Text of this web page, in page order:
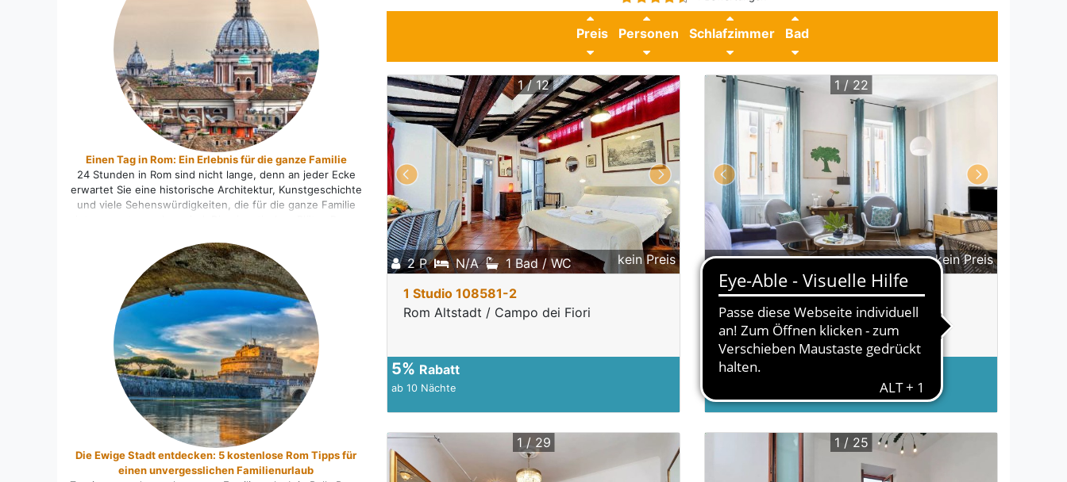
Preis Personen Schlafzimmer Bad
2 P N/A 1 Bad / WC kein Preis
1 / 12
1 Studio 108581-2
Rom Altstadt / Campo dei Fiori
5% Rabatt
ab 10 Nächte
6 P 2 SZ 1 Bad / WC kein Preis
1 / 22
1 Ferienwohnung 108581-8
Rom Altstadt / Spanische Treppe
5%Rabatt
1 / 29 1 / 25
Einen Tag in Rom: Ein Erlebnis für die ganze Familie
24 Stunden in Rom sind nicht lange, denn an jeder Ecke
erwartet Sie eine historische Architektur, Kunstgeschichte
und viele Sehenswürdigkeiten, die für die ganze Familie
starten, dort befindet sich auch der weltbekannte Trevi-
Brunnen. Ob morgens oder mittags, [...]
Die Ewige Stadt entdecken: 5 kostenlose Rom Tipps für
einen unvergesslichen Familienurlaub